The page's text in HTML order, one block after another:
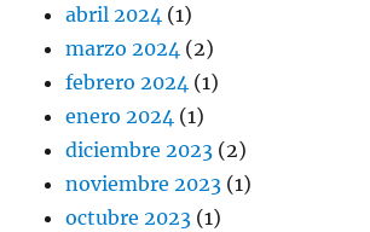
abril 2024 (1)
marzo 2024 (2)
febrero 2024 (1)
enero 2024 (1)
diciembre 2023 (2)
noviembre 2023 (1)
octubre 2023 (1)